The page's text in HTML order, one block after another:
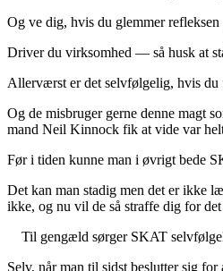
Og ve dig, hvis du glemmer
Driver du virksomhed –– så husk at
Allerværst er det selvfølgelig, hvis du
Og de misbruger gerne denne magt
mand Neil Kinnock fik at vide var
Før i tiden kunne man i øvrigt bede
Det kan man stadig men det er ikke
ikke, og nu vil de så straffe dig for
Til gengæld sørger SKAT
Selv, når man til sidst beslutter sig